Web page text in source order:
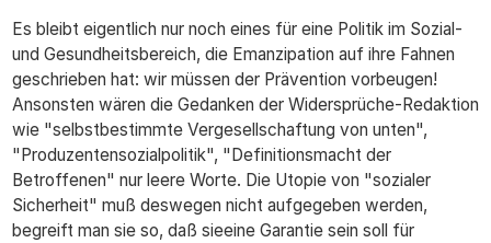
Es bleibt eigentlich nur noch eines für eine Politik im Sozial-
und Gesundheitsbereich, die Emanzipation auf ihre Fahnen
geschrieben hat: wir müssen der Prävention vorbeugen!
Ansonsten wären die Gedanken der Widersprüche-Redaktion
wie "selbstbestimmte Vergesellschaftung von unten",
"Produzentensozialpolitik", "Definitionsmacht der
Betroffenen" nur leere Worte. Die Utopie von "sozialer
Sicherheit" muß deswegen nicht aufgegeben werden,
begreift man sie so, daß sieeine Garantie sein soll für